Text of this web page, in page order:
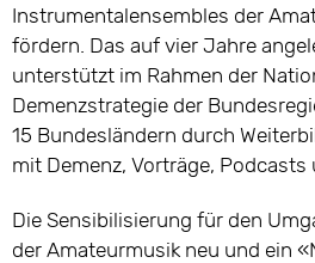
Instrumentalensembles der
fördern. Das auf vier Jahre
unterstützt im Rahmen der
Demenzstrategie der
15 Bundesländern durch
mit Demenz, Vorträge, Podcasts
Die Sensibilisierung für den
der Amateurmusik neu und ein